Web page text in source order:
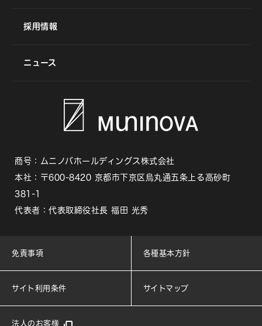
採用情報
ニュース
商号：ムニノバホールディングス株式会社
本社：〒600-8420 京都市下京区烏丸通五条上る高砂町
381-1
代表者：代表取締役社長 福田 光秀
免責事項 各種基本方針
サイト利用条件 サイトマップ
法人のお客様